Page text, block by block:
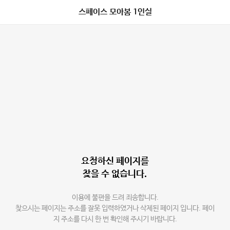
스페이스 모아봄 1인실
요청하신 페이지를
찾을 수 없습니다.
이용에 불편을 드려 죄송합니다.
찾으시는 페이지는 주소를 잘못 입력하였거나 삭제된 페이지 입니다. 페이
지 주소를 다시 한 번 확인해 주시기 바랍니다.